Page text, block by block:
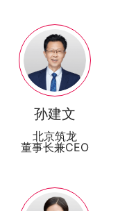
孙建文
北京筑龙
董事长兼CEO